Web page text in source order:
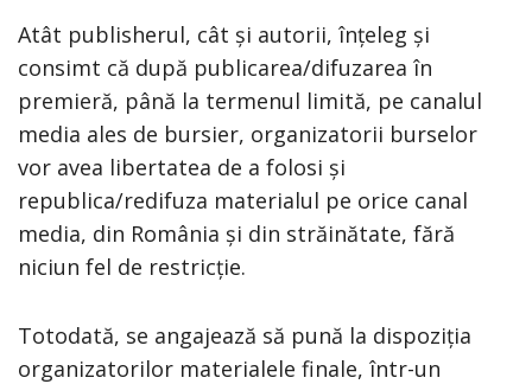
Atât publisherul, cât și autorii, înțeleg și
consimt că după publicarea/difuzarea în
premieră, până la termenul limită, pe canalul
media ales de bursier, organizatorii burselor
vor avea libertatea de a folosi și
republica/redifuza materialul pe orice canal
media, din România și din străinătate, fără
niciun fel de restricție.
Totodată, se angajează să pună la dispoziția
organizatorilor materialele finale, într-un